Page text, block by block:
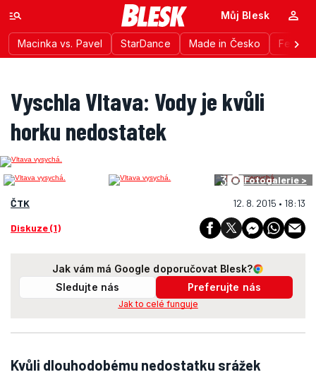
Macinka vs. Pavel StarDance Made in Česko
Můj Blesk
Vyschla Vltava: Vody je kvůli
horku nedostatek
3
Fotogalerie >
ČTK
12. 8. 2015 • 18:13
Diskuze (1)
Jak vám má Google doporučovat Blesk?
Sledujte nás
Preferujte nás
Jak to celé funguje
Kvůli dlouhodobému nedostatku srážek